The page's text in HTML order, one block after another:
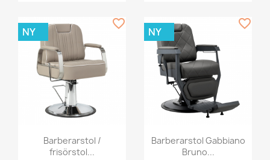
Barberarstol /
frisörstol...
NY
favorite_border
Barberarstol Gabbiano
Bruno...
NY
favorite_border